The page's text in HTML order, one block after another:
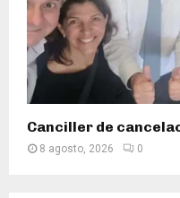
Canciller de
8 agosto, 2026 0